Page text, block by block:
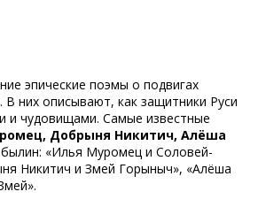
эпические поэмы о подвигах
В них описывают, как защитники Руси
и чудовищами. Самые известные
Добрыня Никитич, Алёша
«Илья Муромец и Соловей-
Никитич и Змей Горыныч», «Алёша